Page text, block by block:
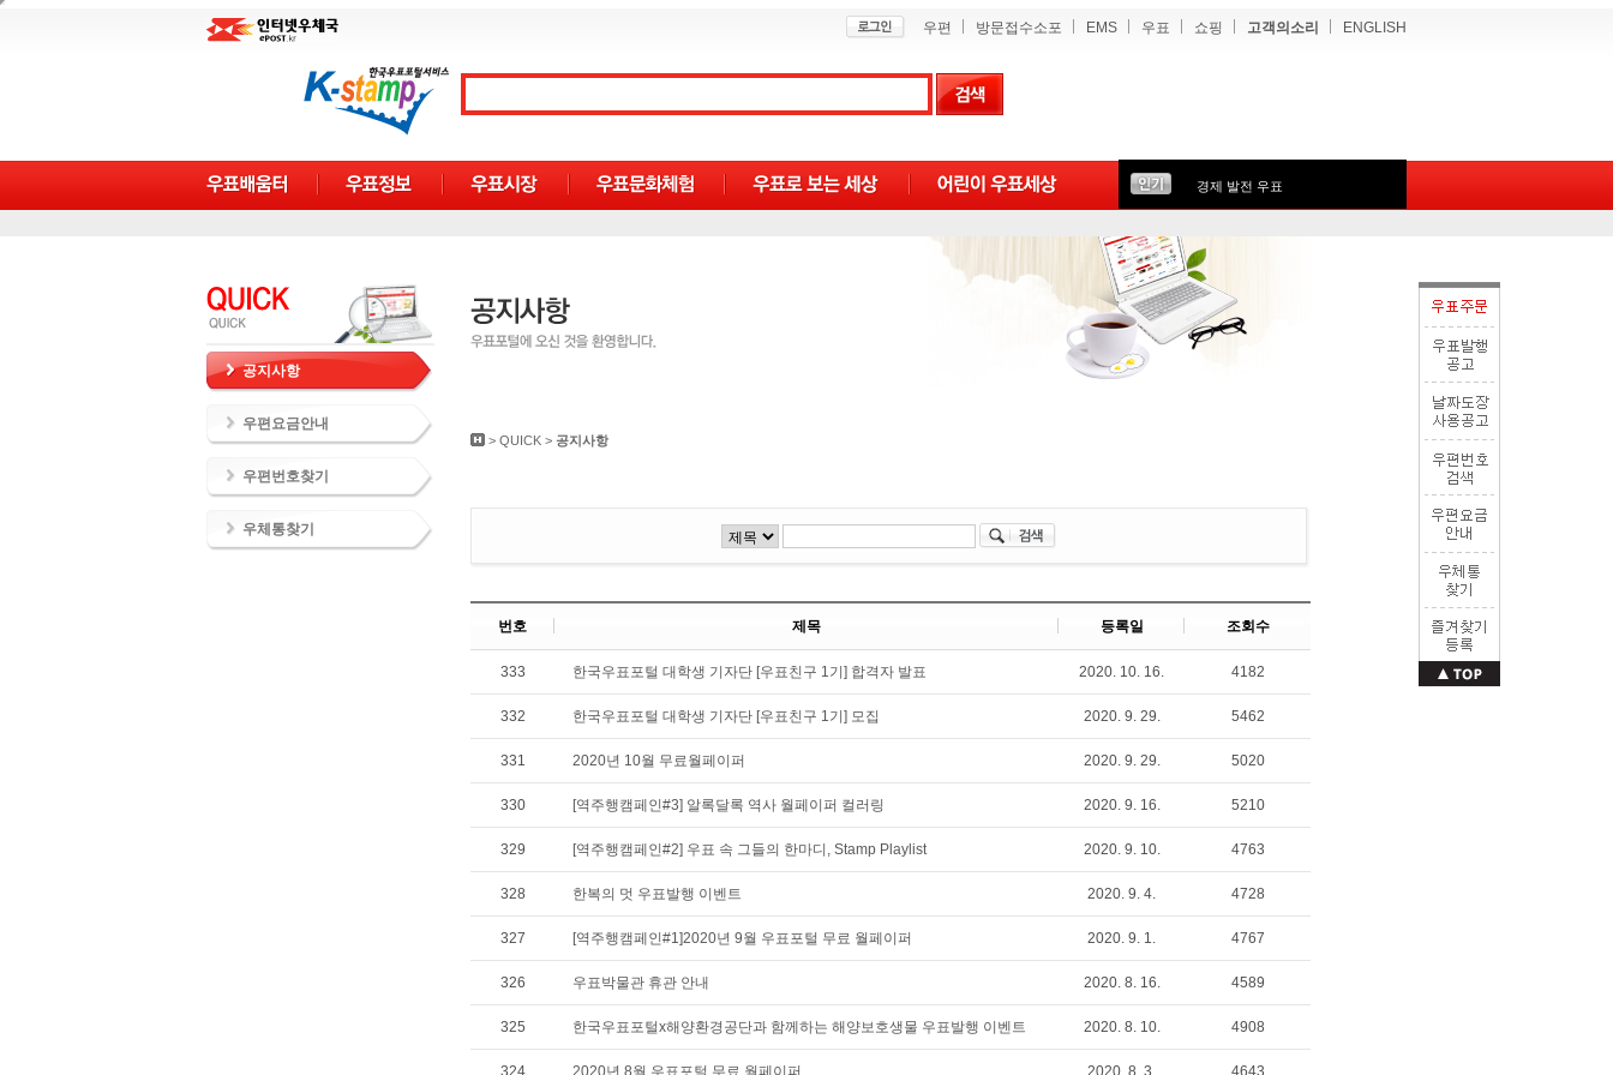
우편 방문접수소포 EMS 우표 쇼핑 고객의소리 ENGLISH
경제 발전 우표
공지사항
우편요금안내
우편번호찾기
우체통찾기
> QUICK > 공지사항
번호 제목 등록일 조회수
333 한국우표포털 대학생 기자단 [우표친구 1기] 합격자 발표 2020. 10. 16. 4182
332 한국우표포털 대학생 기자단 [우표친구 1기] 모집 2020. 9. 29. 5462
331 2020년 10월 무료월페이퍼 2020. 9. 29. 5020
330 [역주행캠페인#3] 알록달록 역사 월페이퍼 컬러링 2020. 9. 16. 5210
329 [역주행캠페인#2] 우표 속 그들의 한마디, Stamp Playlist 2020. 9. 10. 4763
328 한복의 멋 우표발행 이벤트 2020. 9. 4. 4728
327 [역주행캠페인#1]2020년 9월 우표포털 무료 월페이퍼 2020. 9. 1. 4767
326 우표박물관 휴관 안내 2020. 8. 16. 4589
325 한국우표포털x해양환경공단과 함께하는 해양보호생물 우표발행 이벤트 2020. 8. 10. 4908
324 2020년 8월 우표포털 무료 월페이퍼 2020. 8. 3. 4643